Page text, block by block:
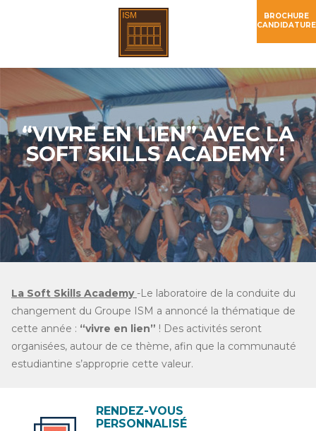
“VIVRE EN LIEN” AVEC LA
SOFT SKILLS ACADEMY !
La Soft Skills Academy -Le laboratoire de la conduite du
changement du Groupe ISM a annoncé la thématique de
cette année : “vivre en lien” ! Des activités seront
organisées, autour de ce thème, afin que la communauté
estudiantine s’approprie cette valeur.
RENDEZ-VOUS
PERSONNALISÉ
BROCHURE
CANDIDATURE